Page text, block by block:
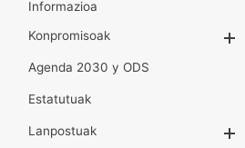
Informazioa
Konpromisoak
Agenda 2030 y ODS
Estatutuak
Lanpostuak